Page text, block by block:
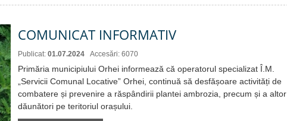
COMUNICAT INFORMATIV
Publicat: 01.07.2024 Accesări: 6070
Primăria municipiului Orhei informează că operatorul specializat Î.M.
„Servicii Comunal Locative” Orhei, continuă să desfășoare activități de
combatere și prevenire a răspândirii plantei ambrozia, precum și a altor
dăunători pe teritoriul orașului.